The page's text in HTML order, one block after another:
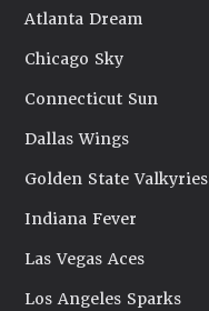
Atlanta Dream
Chicago Sky
Connecticut Sun
Dallas Wings
Golden State Valkyries
Indiana Fever
Las Vegas Aces
Los Angeles Sparks